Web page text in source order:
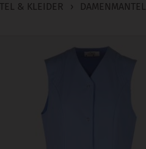
& KLEIDER › DAMENMANTEL